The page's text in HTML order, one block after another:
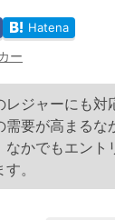
Hatena
ー
ジャーにも
要が高まる
かでもエン
。